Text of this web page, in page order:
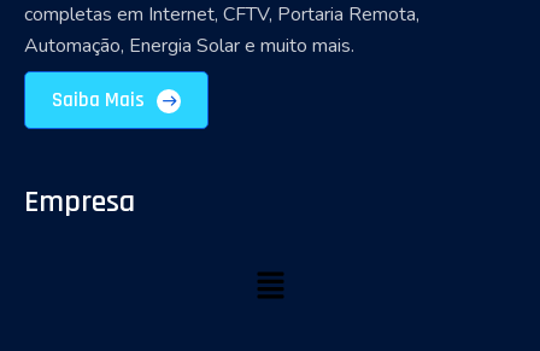
completas em Internet, CFTV, Portaria Remota,
Automação, Energia Solar e muito mais.
Saiba Mais
Empresa